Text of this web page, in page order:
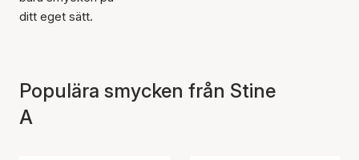
ditt eget sätt.
Populära smycken från Stine
A